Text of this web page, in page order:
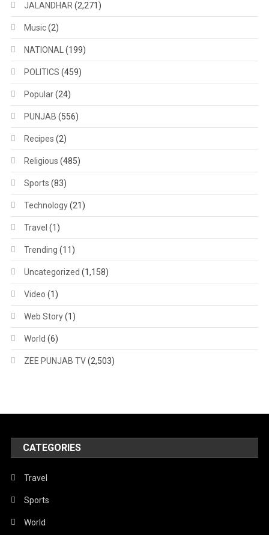
JALANDHAR (2,271)
Music(2)
NATIONAL (199)
POLITICS (459)
Popular(24)
PUNJAB (556)
Recipes (2)
Religious (485)
Sports (83)
Technology(21)
Travel (1)
Trending (11)
Uncategorized (1,158)
Video (1)
Web Story(1)
World (6)
ZEE PUNJAB TV(2,503)
CATEGORIES
Travel
Sports
World